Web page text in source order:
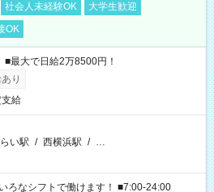
社会人未経験OK
大学生歓迎
OK
最大で日給2万8500円！
り
給
い駅 / 西横浜駅 / …
ろなシフトで働けます！ ■7:00-24:00